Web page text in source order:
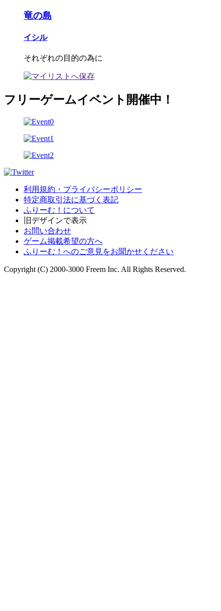
竜の島
イシル
それぞれの目的の為に
フリーゲームイベント開催中！
利用規約・プライバシーポリシー
特定商取引法に基づく表記
ふりーむ！について
旧デザインで表示
お問い合わせ
ゲーム掲載希望の方へ
ふりーむ！へのご意見をお聞かせください
Copyright (C) 2000-3000 Freem Inc. All Rights Reserved.